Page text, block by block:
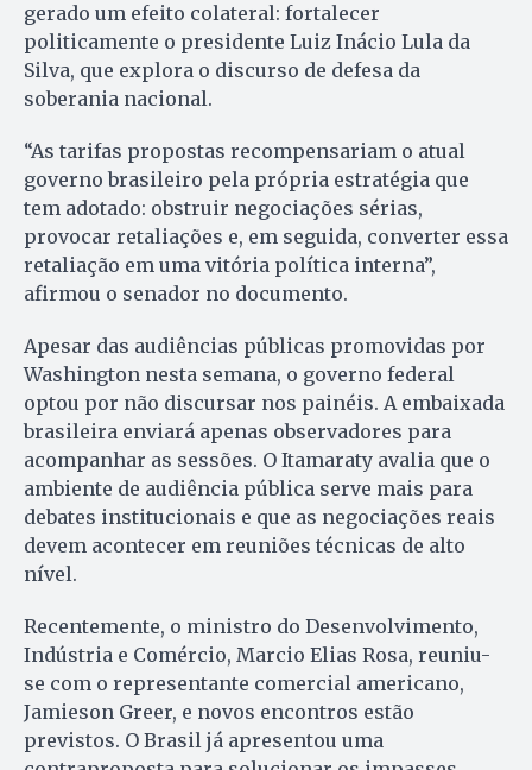
gerado um efeito colateral: fortalecer
politicamente o presidente Luiz Inácio Lula da
Silva, que explora o discurso de defesa da
soberania nacional.
“As tarifas propostas recompensariam o atual
governo brasileiro pela própria estratégia que
tem adotado: obstruir negociações sérias,
provocar retaliações e, em seguida, converter essa
retaliação em uma vitória política interna”,
afirmou o senador no documento.
Apesar das audiências públicas promovidas por
Washington nesta semana, o governo federal
optou por não discursar nos painéis. A embaixada
brasileira enviará apenas observadores para
acompanhar as sessões. O Itamaraty avalia que o
ambiente de audiência pública serve mais para
debates institucionais e que as negociações reais
devem acontecer em reuniões técnicas de alto
nível.
Recentemente, o ministro do Desenvolvimento,
Indústria e Comércio, Marcio Elias Rosa, reuniu-
se com o representante comercial americano,
Jamieson Greer, e novos encontros estão
previstos. O Brasil já apresentou uma